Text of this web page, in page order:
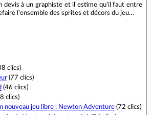
devis à un graphiste et il estime qu'il faut entre
l'ensemble des sprites et décors du jeu…
clics)
(77 clics)
(46 clics)
clics)
nouveau jeu libre : Newton Adventure(72 clics)